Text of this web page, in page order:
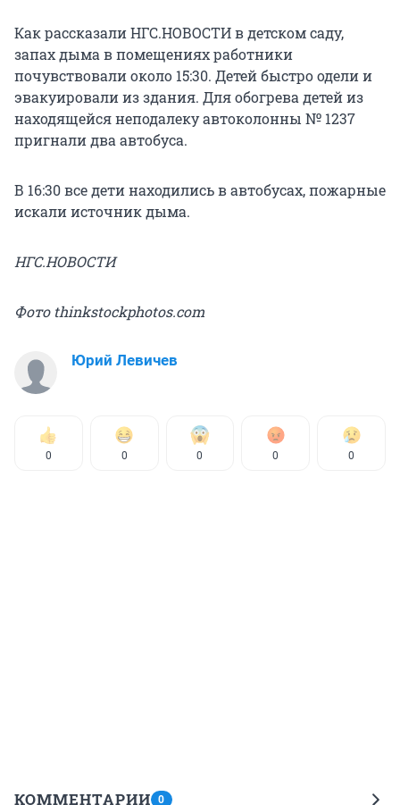
Как рассказали НГС.НОВОСТИ в детском саду,
запах дыма в помещениях работники
почувствовали около 15:30. Детей быстро одели и
эвакуировали из здания. Для обогрева детей из
находящейся неподалеку автоколонны № 1237
пригнали два автобуса.
В 16:30 все дети находились в автобусах, пожарные
искали источник дыма.
НГС.НОВОСТИ
Фото thinkstockphotos.com
Юрий Левичев
0 0 0 0 0
КОММЕНТАРИИ 0